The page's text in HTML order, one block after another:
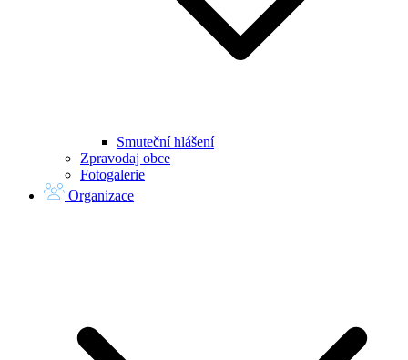
Smuteční hlášení
Zpravodaj obce
Fotogalerie
Organizace